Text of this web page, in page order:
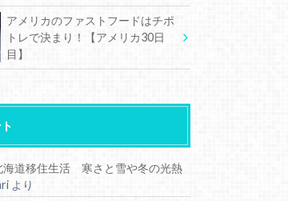
アメリカのファストフードはチポ
トレで決まり！【アメリカ30日
目】
海道移住生活 寒さと雪や冬の光熱
より